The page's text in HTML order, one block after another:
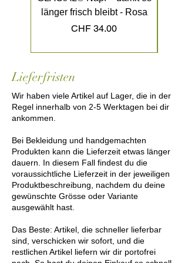
XL Galgo, Greyhound etc. bis ca. 35
länger frisch bleibt - Rosa
Preis
CHF 34.00
Lieferfristen
Wir haben viele Artikel auf Lager, die in der
Regel innerhalb von 2-5 Werktagen bei dir
ankommen.
Bei Bekleidung und handgemachten
Produkten kann die Lieferzeit etwas länger
dauern. In diesem Fall findest du die
voraussichtliche Lieferzeit in der jeweiligen
Produktbeschreibung, nachdem du deine
gewünschte Grösse oder Variante
ausgewählt hast.
Das Beste: Artikel, die schneller lieferbar
sind, verschicken wir sofort, und die
restlichen Artikel liefern wir dir portofrei